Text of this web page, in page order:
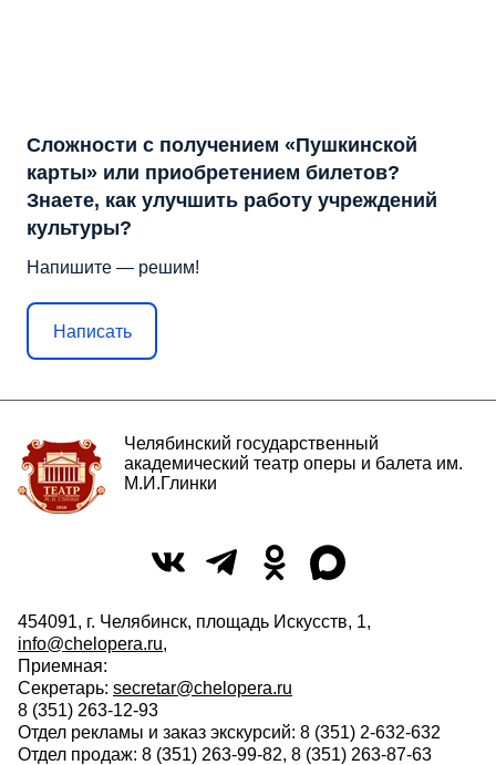
Сложности с получением «Пушкинской
карты» или приобретением билетов?
Знаете, как улучшить работу учреждений
культуры?
Напишите — решим!
Написать
Челябинский государственный
академический театр оперы и балета им.
М.И.Глинки
454091, г. Челябинск, площадь Искусств, 1,
info@chelopera.ru,
Приемная:
Секретарь: secretar@chelopera.ru
8 (351) 263-12-93
Отдел рекламы и заказ экскурсий: 8 (351) 2-632-632
Отдел продаж: 8 (351) 263-99-82, 8 (351) 263-87-63